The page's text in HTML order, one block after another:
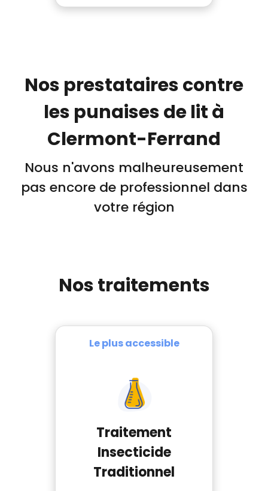
Nos prestataires contre
les punaises de lit à
Clermont-Ferrand
Nous n'avons malheureusement
pas encore de professionnel dans
votre région
Nos traitements
Le plus accessible
Traitement
Insecticide
Traditionnel